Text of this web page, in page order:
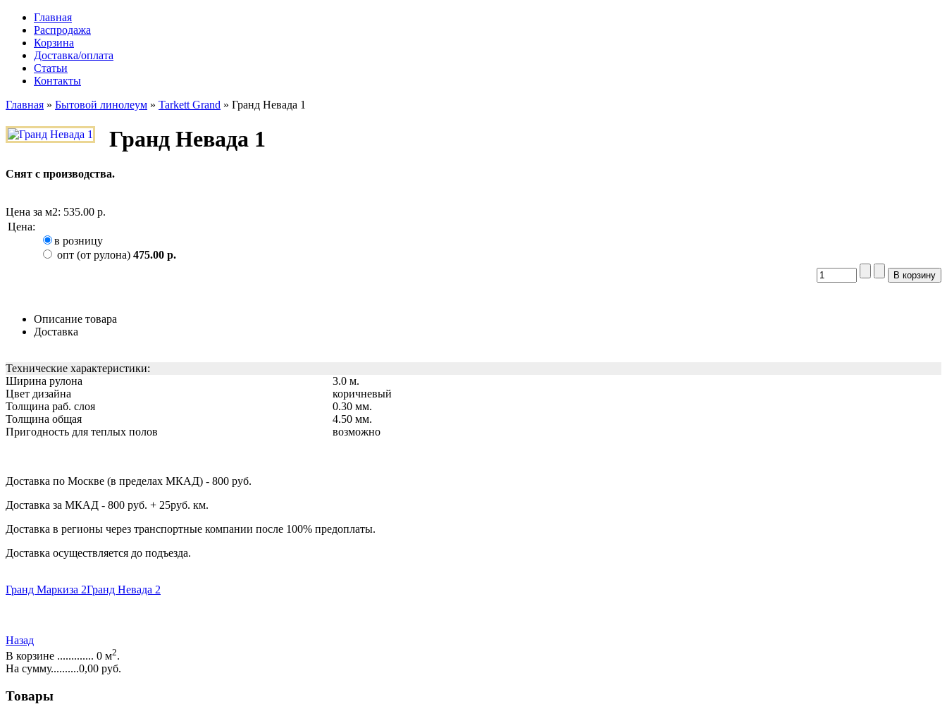
Главная
Распродажа
Корзина
Доставка/оплата
Статьи
Контакты
Главная » Бытовой линолеум » Tarkett Grand » Гранд Невада 1
Гранд Невада 1
Снят с производства.
Цена за м2: 535.00 р.
Цена:
в розницу
опт (от рулона) 475.00 р.
Описание товара
Доставка
Технические характеристики:
Ширина рулона
3.0 м.
Цвет дизайна
коричневый
Толщина раб. слоя
0.30 мм.
Толщина общая
4.50 мм.
Пригодность для теплых полов
возможно
Доставка по Москве (в пределах МКАД) - 800 руб.
Доставка за МКАД - 800 руб. + 25руб. км.
Доставка в регионы через транспортные компании после 100% предоплаты.
Доставка осуществляется до подъезда.
Гранд Маркиза 2Гранд Невада 2
Назад
В корзине ............. 0 м2.
На сумму..........0,00 руб.
Товары